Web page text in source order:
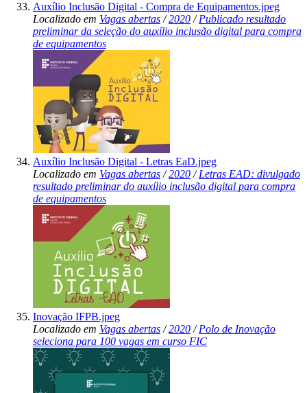
Auxílio Inclusão Digital - Compra de Equipamentos.jpeg
Localizado em Vagas abertas /2020 /Publicado resultado
preliminar da seleção do auxílio inclusão digital para compra
de equipamentos
Auxílio Inclusão Digital - Letras EaD.jpeg
Localizado em Vagas abertas /2020 /Letras EAD: divulgado
resultado preliminar do auxílio inclusão digital para compra
de equipamentos
Inovação IFPB.jpeg
Localizado em Vagas abertas /2020 /Polo de Inovação
seleciona para 100 vagas em curso FIC